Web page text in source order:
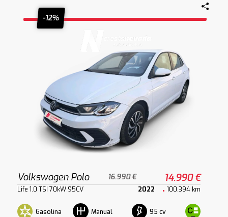
-12%
Volkswagen Polo 16.990 € 14.990 €
Life 1.0 TSI 70kW 95CV 2022 100.394 km
Gasolina Manual 95 cv